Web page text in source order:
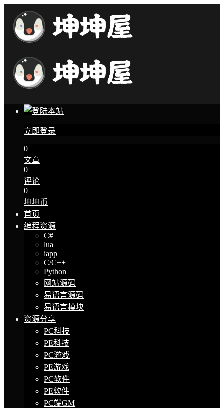
立即登录
0
文章
0
评论
0
坤坤币
首页
编程资源
C#
lua
iapp
C/C++
Python
网站源码
易语言源码
易语言模块
资源分享
PC科技
PE科技
PC游戏
PE游戏
PC软件
PE软件
PC端GM